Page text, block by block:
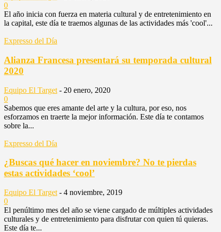
0
El año inicia con fuerza en materia cultural y de entretenimiento en
la capital, este día te traemos algunas de las actividades más 'cool'...
Expresso del Día
Alianza Francesa presentará su temporada cultural
2020
Equipo El Target - 20 enero, 2020
0
Sabemos que eres amante del arte y la cultura, por eso, nos
esforzamos en traerte la mejor información. Este día te contamos
sobre la...
Expresso del Día
¿Buscas qué hacer en noviembre? No te pierdas
estas actividades ‘cool’
Equipo El Target - 4 noviembre, 2019
0
El penúltimo mes del año se viene cargado de múltiples actividades
culturales y de entretenimiento para disfrutar con quien tú quieras.
Este día te...